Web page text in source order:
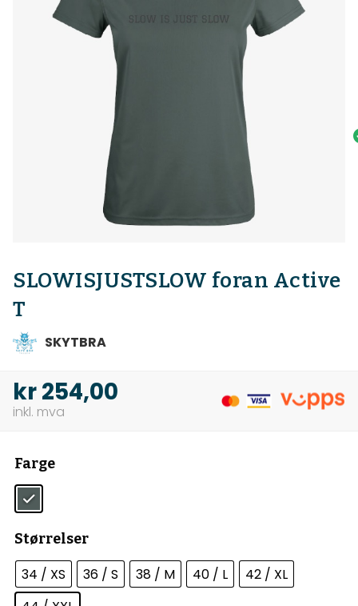
SLOWISJUSTSLOW foran Active
T
SKYTBRA
kr254,00
Farge
Størrelser
34 / XS 36 / S 38 / M 40 / L
42 / XL